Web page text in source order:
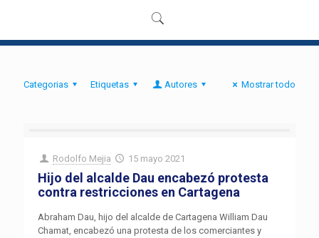
Categorias Etiquetas Autores Mostrar todo
Rodolfo Mejia 15 mayo 2021
Hijo del alcalde Dau encabezó protesta
contra restricciones en Cartagena
Abraham Dau, hijo del alcalde de Cartagena William Dau
Chamat, encabezó una protesta de los comerciantes y